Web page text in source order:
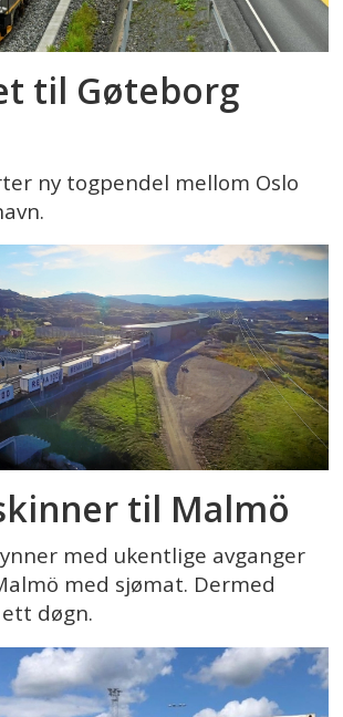
til Gøteborg
ny togpendel mellom Oslo
til Malmö
med ukentlige avganger
med sjømat. Dermed
døgn.